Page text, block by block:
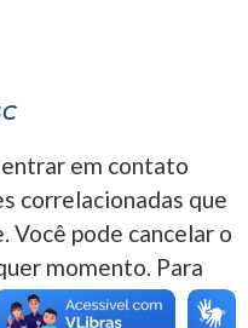
em contato
correlacionadas que
Você pode cancelar o
momento. Para
de